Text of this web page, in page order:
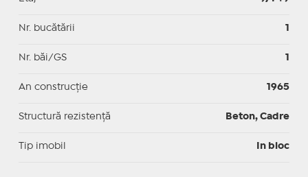
Nr. bucătării 1
Nr. băi/GS 1
An construcție 1965
Structură rezistență Beton, Cadre
Tip imobil In bloc